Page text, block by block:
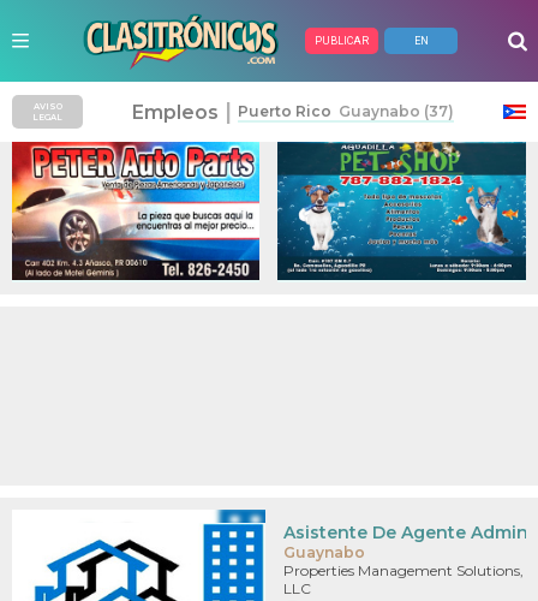
PUBLICAR EN
Anuncios Pagados
Guaynabo
Asistente De Agente
Properties Management Solutions,
LLC
AVISO
LEGAL
Empleos Puerto Rico Guaynabo (37)